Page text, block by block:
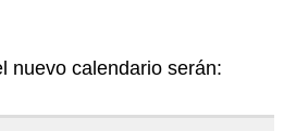
nuevo calendario serán: